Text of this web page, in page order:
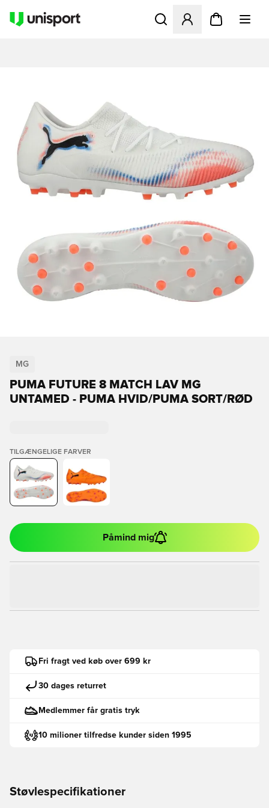
Åbner en Modal til at
MG
PUMA FUTURE 8 MATCH LAV MG
UNTAMED - PUMA HVID/PUMA SORT/RØD
TILGÆNGELIGE FARVER
Påmind mig
Fri fragt ved køb over 699 kr
30 dages returret
Medlemmer får gratis tryk
10 milioner tilfredse kunder siden 1995
Støvlespecifikationer